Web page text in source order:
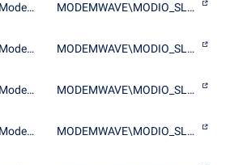
Smart Link USB Voice Modem Wave Device MODEMWAVE\MODIO_SL4236_MA
Smart Link USB Voice Modem Wave Device MODEMWAVE\MODIO_SL4236_MV
Smart Link USB Voice Modem Wave Device MODEMWAVE\MODIO_SL4237_MA
Smart Link USB Voice Modem Wave Device MODEMWAVE\MODIO_SL4237_MV